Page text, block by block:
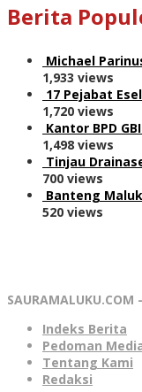
Berita
Michael
1,933 views
17 Pejabat
1,720 views
Kantor BPD
1,498 views
Tinjau
700 views
Banteng
520 views
SAURAMALUKU.COM
Indeks Berita
Pedoman
Tentang Kami
Redaksi